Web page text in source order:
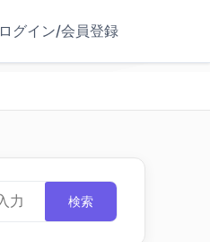
ログイン/会員登録
検索